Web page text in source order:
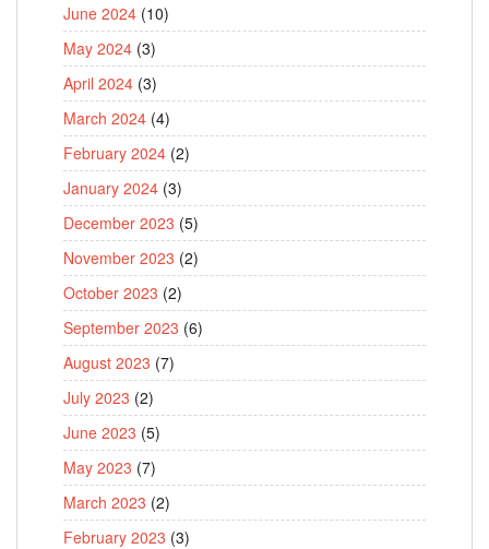
June 2024 (10)
May 2024 (3)
April 2024 (3)
March 2024 (4)
February 2024 (2)
January 2024 (3)
December 2023 (5)
November 2023 (2)
October 2023 (2)
September 2023 (6)
August 2023 (7)
July 2023 (2)
June 2023 (5)
May 2023 (7)
March 2023 (2)
February 2023 (3)